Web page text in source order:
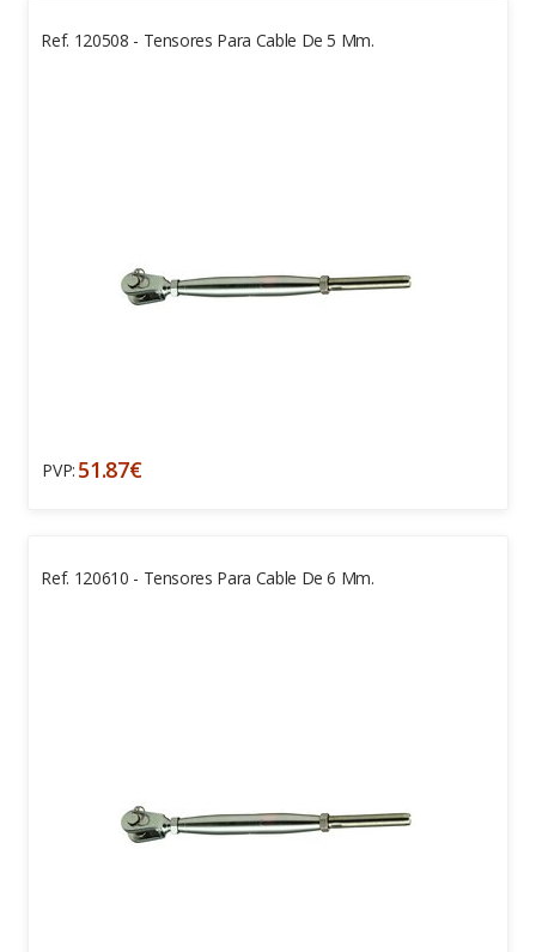
Ref. 120508 - Tensores Para Cable De 5 Mm.
PVP: 51.87€
Ref. 120610 - Tensores Para Cable De 6 Mm.